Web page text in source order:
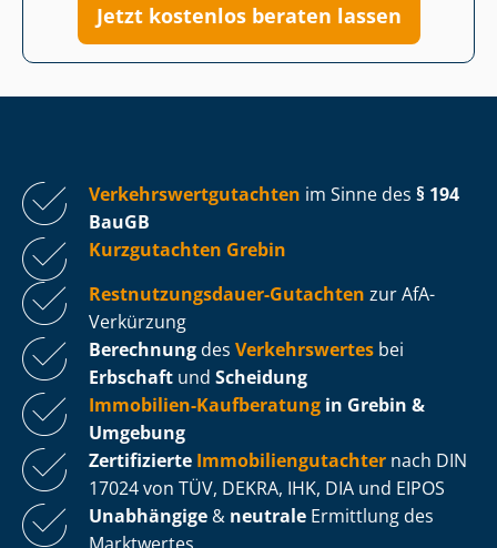
Jetzt kostenlos beraten lassen
Ver­kehrs­wert­gut­ach­ten im Sinne des § 194
BauGB
Kurzgutachten Grebin
Rest­nut­zungs­dau­er-Gutachten zur AfA-
Verkürzung
Berechnung des Verkehrswertes bei
Erbschaft und Scheidung
Immobilien-Kaufberatung in Grebin &
Umgebung
Zertifizierte Im­mo­bi­li­en­gut­ach­ter nach DIN
17024 von TÜV, DEKRA, IHK, DIA und EIPOS
Unabhängige & neutrale Ermittlung des